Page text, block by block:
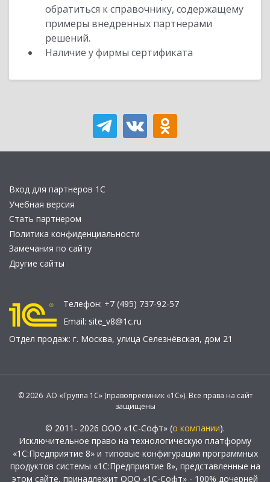
обратиться к справочнику, содержащему
примеры внедренных партнерами
решений.
Наличие у фирмы сертификата
Вход для партнеров 1С
Учебная версия
Стать партнером
Политика конфиденциальности
Замечания по сайту
Другие сайты
Телефон: +7 (495) 737-92-57
Email: site_v8@1c.ru
Отдел продаж: г. Москва, улица Селезнёвская, дом 21
© 2026 АО «Группа 1С» (правопреемник «1С»). Все права на сайт
защищены
© 2011- 2026 ООО «1С-Софт» (о компании).
Исключительное право на технологическую платформу
«1С:Предприятие 8» и типовые конфигурации программных
продуктов системы «1С:Предприятие 8», представленные на
этом сайте, принадлежит ООО «1С-Софт» - 100% дочерней